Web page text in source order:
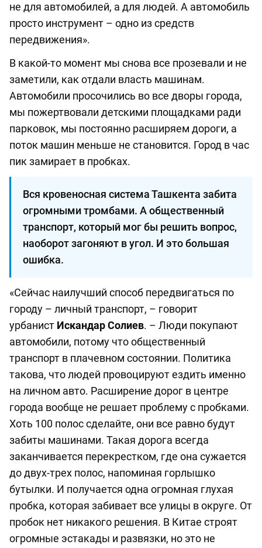
не для автомобилей, а для людей. А автомобиль
просто инструмент – одно из средств
передвижения».
В какой-то момент мы снова все прозевали и не
заметили, как отдали власть машинам.
Автомобили просочились во все дворы города,
мы пожертвовали детскими площадками ради
парковок, мы постоянно расширяем дороги, а
поток машин меньше не становится. Город в час
пик замирает в пробках.
Вся кровеносная система Ташкента забита
огромными тромбами. А общественный
транспорт, который мог бы решить вопрос,
наоборот загоняют в угол. И это большая
ошибка.
«Сейчас наилучший способ передвигаться по
городу – личный транспорт, – говорит
урбанист Искандар Солиев. – Люди покупают
автомобили, потому что общественный
транспорт в плачевном состоянии. Политика
такова, что людей провоцируют ездить именно
на личном авто. Расширение дорог в центре
города вообще не решает проблему с пробками.
Хоть 100 полос сделайте, они все равно будут
забиты машинами. Такая дорога всегда
заканчивается перекрестком, где она сужается
до двух-трех полос, напоминая горлышко
бутылки. И получается одна огромная глухая
пробка, которая забивает все улицы в округе. От
пробок нет никакого решения. В Китае строят
огромные эстакады и развязки, но это не